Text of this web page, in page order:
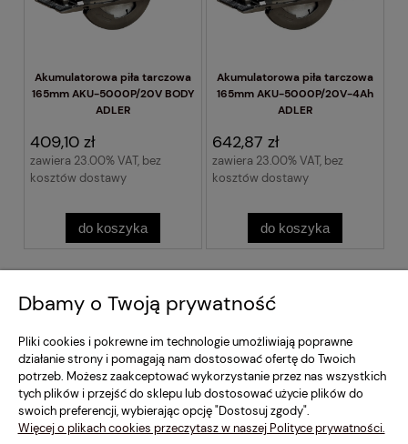
Akumulatorowa piła tarczowa
165mm AKU-5000P/20V BODY
ADLER
409,10 zł
zawiera 23.00% VAT, bez
kosztów dostawy
do koszyka
Akumulatorowa piła tarczowa
165mm AKU-5000P/20V-4Ah
ADLER
642,87 zł
zawiera 23.00% VAT, bez
kosztów dostawy
do koszyka
Dostawa i Płatność
Szybki Kontakt
Dbamy o Twoją prywatność
Pliki cookies i pokrewne im technologie umożliwiają poprawne
działanie strony i pomagają nam dostosować ofertę do Twoich
potrzeb. Możesz zaakceptować wykorzystanie przez nas wszystkich
tych plików i przejść do sklepu lub dostosować użycie plików do
swoich preferencji, wybierając opcję "Dostosuj zgody".
Więcej o plikach cookies przeczytasz w naszej Polityce prywatności.